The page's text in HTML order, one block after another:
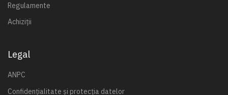
Regulamente
Achiziții
Legal
ANPC
Confidențialitate și protecția datelor